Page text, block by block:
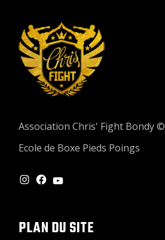
Association Chris' Fight Bondy ©
Ecole de Boxe Pieds Poings
INSTAGRAM
FACEBOOK
YOUTUBE
PLAN DU SITE